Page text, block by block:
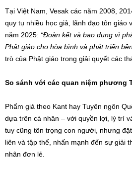
Tại Việt Nam, Vesak các năm 2008,
quy tụ nhiều học giả, lãnh đạo tôn giáo
năm 2025: “Đoàn kết và bao dung vì
Phật giáo cho hòa bình và phát triển
trò của Phật giáo trong giải quyết các
So sánh với các quan niệm phương
Phẩm giá theo Kant hay Tuyên ngôn
dựa trên cá nhân – với quyền lợi, lý trí
tuy cũng tôn trọng con người, nhưng
liên và tập thể, nhấn mạnh đến sự giải
nhân đơn lẻ.